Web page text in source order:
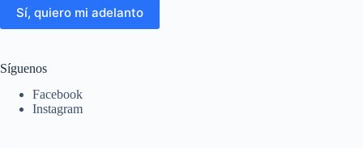
Sí, quiero mi adelanto
Síguenos
Facebook
Instagram